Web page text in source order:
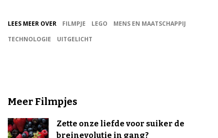
LEES MEER OVER FILMPJE LEGO
MENS EN MAATSCHAPPIJ
TECHNOLOGIE
UITGELICHT
Meer Filmpjes
Zette onze liefde voor suiker de
breinevolutie in gang?